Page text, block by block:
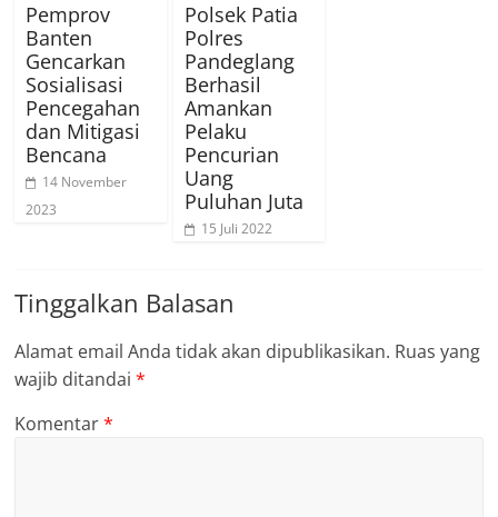
Pemprov
Banten
Gencarkan
Sosialisasi
Pencegahan
dan Mitigasi
Bencana
14 November
2023
Polsek Patia
Polres
Pandeglang
Berhasil
Amankan
Pelaku
Pencurian
Uang
Puluhan Juta
15 Juli 2022
Tinggalkan Balasan
Alamat email Anda tidak akan dipublikasikan. Ruas yang
wajib ditandai*
Komentar*